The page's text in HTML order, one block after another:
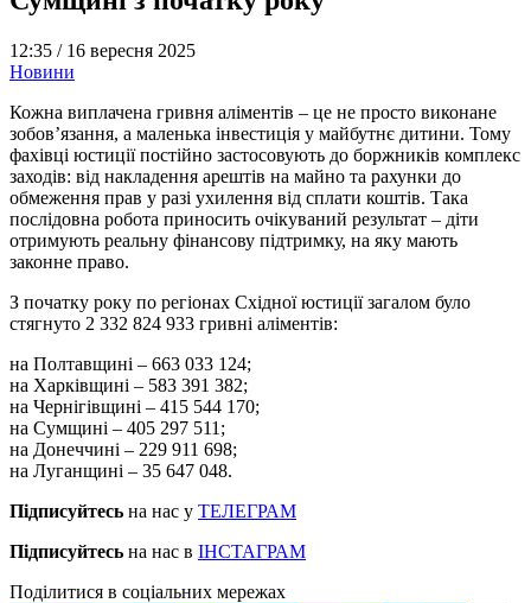
12:35 / 16 вересня 2025
Новини
Кожна виплачена гривня аліментів – це не просто виконане
зобов’язання, а маленька інвестиція у майбутнє дитини. Тому
фахівці юстиції постійно застосовують до боржників комплекс
заходів: від накладення арештів на майно та рахунки до
обмеження прав у разі ухилення від сплати коштів. Така
послідовна робота приносить очікуваний результат – діти
отримують реальну фінансову підтримку, на яку мають
законне право.
З початку року по регіонах Східної юстиції загалом було
стягнуто 2 332 824 933 гривні аліментів:
на Полтавщині – 663 033 124;
на Харківщині – 583 391 382;
на Чернігівщині – 415 544 170;
на Сумщині – 405 297 511;
на Донеччині – 229 911 698;
на Луганщині – 35 647 048.
Підписуйтесь на нас у ТЕЛЕГРАМ
Підписуйтесь на нас в ІНСТАГРАМ
Поділитися в соціальних мережах